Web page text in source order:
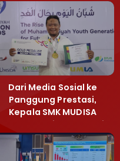
Dari Media Sosial ke
Panggung Prestasi,
Kepala SMK MUDISA
Irvandy Andriansyah Raih
Emas MEA 2026